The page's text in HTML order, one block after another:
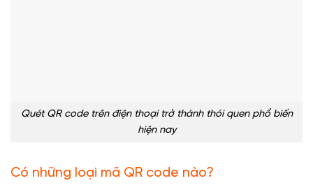
Quét QR code trên điện thoại trở thành thói quen phổ biến
hiện nay
Có những loại mã QR code nào?